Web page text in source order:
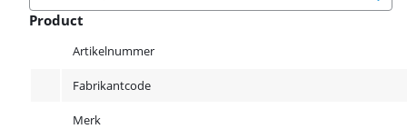
Product
Artikelnummer
Fabrikantcode
Merk